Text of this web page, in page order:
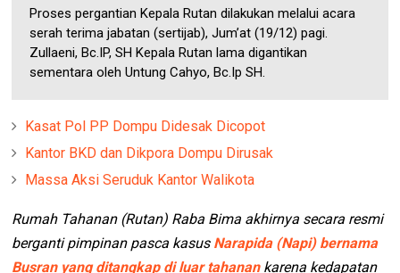
Proses pergantian Kepala Rutan dilakukan melalui acara
serah terima jabatan (sertijab), Jum’at (19/12) pagi.
Zullaeni, Bc.IP, SH Kepala Rutan lama digantikan
sementara oleh Untung Cahyo, Bc.Ip SH.
Kasat Pol PP Dompu Didesak Dicopot
Kantor BKD dan Dikpora Dompu Dirusak
Massa Aksi Seruduk Kantor Walikota
Rumah Tahanan (Rutan) Raba Bima akhirnya secara resmi
berganti pimpinan pasca kasus Narapida (Napi) bernama
Busran yang ditangkap di luar tahanankarena kedapatan